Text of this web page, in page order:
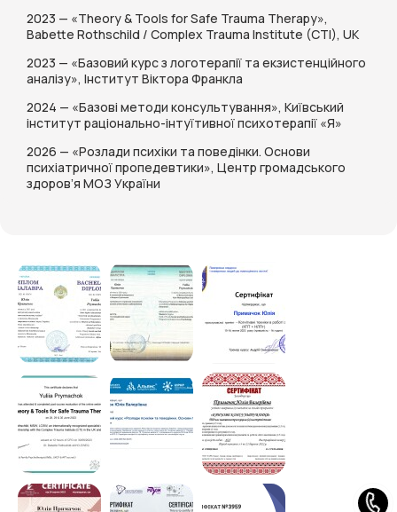
2023 — «Theory & Tools for Safe Trauma Therapy»,
Babette Rothschild / Complex Trauma Institute (CTI), UK
2023 — «Базовий курс з логотерапії та екзистенційного
аналізу», Інститут Віктора Франкла
2024 — «Базові методи консультування», Київський
інститут раціонально-інтуїтивної психотерапії «Я»
2026 — «Розлади психіки та поведінки. Основи
психіатричної пропедевтики», Центр громадського
здоров’я МОЗ України